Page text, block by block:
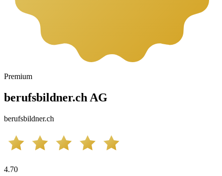
Premium
berufsbildner.ch AG
berufsbildner.ch
4.70